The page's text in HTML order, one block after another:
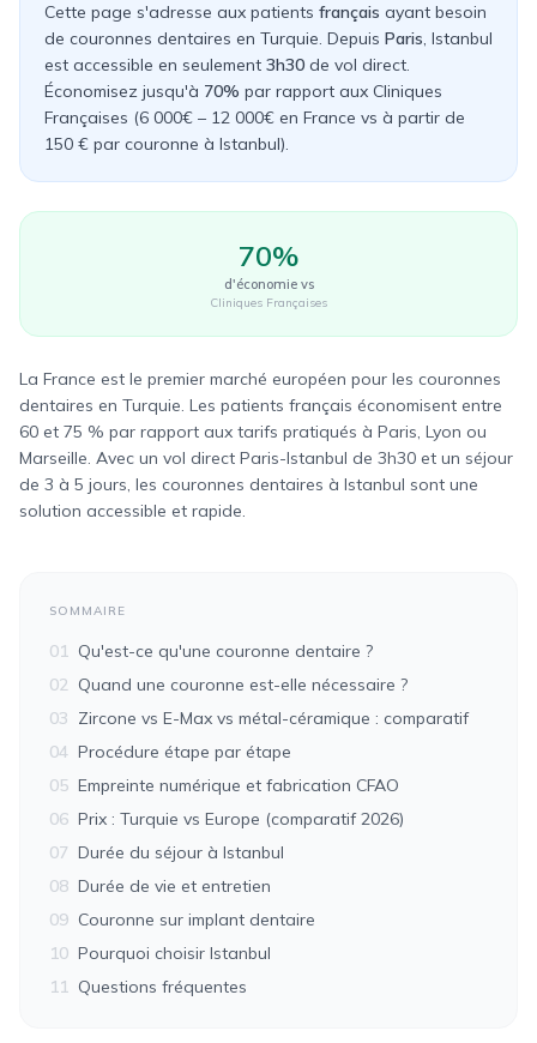
Cette page s'adresse aux patients français ayant besoin
de couronnes dentaires en Turquie. Depuis Paris, Istanbul
est accessible en seulement 3h30 de vol direct.
Économisez jusqu'à 70% par rapport aux Cliniques
Françaises (6 000€ – 12 000€ en France vs à partir de
150 € par couronne à Istanbul).
70%
d'économie vs
Cliniques Françaises
La France est le premier marché européen pour les couronnes
dentaires en Turquie. Les patients français économisent entre
60 et 75 % par rapport aux tarifs pratiqués à Paris, Lyon ou
Marseille. Avec un vol direct Paris-Istanbul de 3h30 et un séjour
de 3 à 5 jours, les couronnes dentaires à Istanbul sont une
solution accessible et rapide.
SOMMAIRE
01 Qu'est-ce qu'une couronne dentaire ?
02 Quand une couronne est-elle nécessaire ?
03 Zircone vs E-Max vs métal-céramique : comparatif
04 Procédure étape par étape
05 Empreinte numérique et fabrication CFAO
06 Prix : Turquie vs Europe (comparatif 2026)
07 Durée du séjour à Istanbul
08 Durée de vie et entretien
09 Couronne sur implant dentaire
10 Pourquoi choisir Istanbul
11 Questions fréquentes